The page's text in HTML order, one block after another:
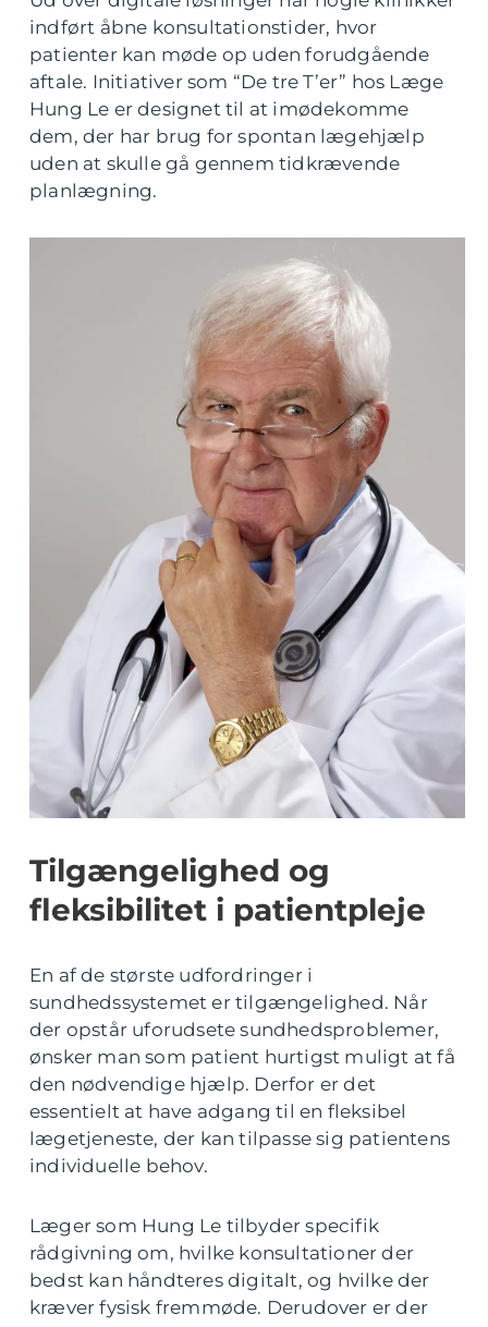
indført åbne konsultationstider, hvor
patienter kan møde op uden forudgående
aftale. Initiativer som “De tre T’er” hos Læge
Hung Le er designet til at imødekomme
dem, der har brug for spontan lægehjælp
uden at skulle gå gennem tidkrævende
planlægning.
Tilgængelighed og
fleksibilitet i patientpleje
En af de største udfordringer i
sundhedssystemet er tilgængelighed. Når
der opstår uforudsete sundhedsproblemer,
ønsker man som patient hurtigst muligt at få
den nødvendige hjælp. Derfor er det
essentielt at have adgang til en fleksibel
lægetjeneste, der kan tilpasse sig patientens
individuelle behov.
Læger som Hung Le tilbyder specifik
rådgivning om, hvilke konsultationer der
bedst kan håndteres digitalt, og hvilke der
kræver fysisk fremmøde. Derudover er der